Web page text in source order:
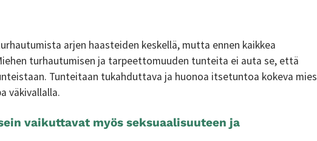
arjen haasteiden keskellä, mutta ennen kaikkea
turhautumisen ja tarpeettomuuden tunteita ei auta se, että
Tunteitaan tukahduttava ja huonoa itsetuntoa kokeva mies
väkivallalla.
vaikuttavat myös seksuaalisuuteen ja